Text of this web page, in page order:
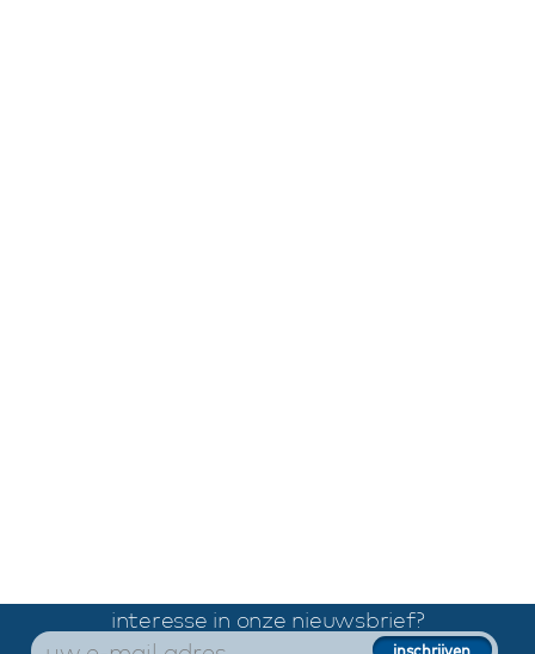
interesse in onze nieuwsbrief?